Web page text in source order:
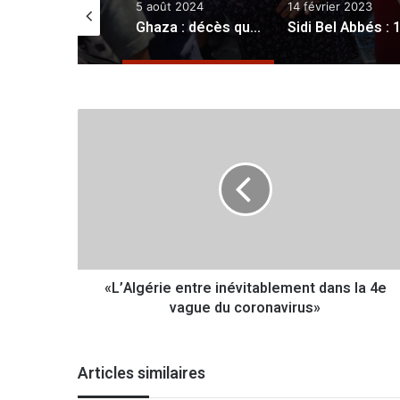
Internet : l’ensemble du territoire national couvert par la fibre optique «début 2027»
5 août 2024
Ghaza : décès quotidiens de patients et de blessés à cause du siège sioniste
14 février 2023
i
e
«L’Algérie entre inévitablement dans la 4e
vague du coronavirus»
Articles similaires